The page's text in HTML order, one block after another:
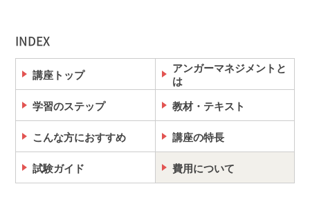
INDEX
講座トップ
アンガーマネジメントと
は
学習のステップ 教材・テキスト
こんな方におすすめ 講座の特長
試験ガイド 費用について